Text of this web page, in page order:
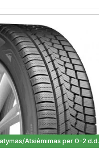
Atsiėmimas per 0-2 d.d.